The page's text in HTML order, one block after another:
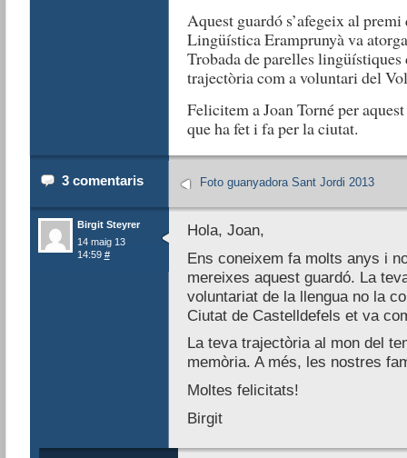
Aquest guardó s’afegeix al
Lingüística Eramprunyà va
Trobada de parelles
trajectòria com a voluntari del
Felicitem a Joan Torné per
que ha fet i fa per la ciutat.
3 comentaris Foto guanyadora Sant Jordi 2013
Birgit Steyrer
14 maig 13
14:59 #
Hola, Joan,
Ens coneixem fa molts anys i
mereixes aquest guardó. La
voluntariat de la llengua no la
Ciutat de Castelldefels et va
La teva trajectòria al mon del
memòria. A més, les nostres
Moltes felicitats!
Birgit